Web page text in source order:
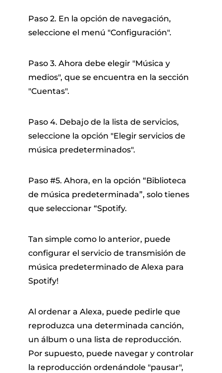
Paso 2. En la opción de navegación,
seleccione el menú "Configuración".
Paso 3. Ahora debe elegir "Música y
medios", que se encuentra en la sección
"Cuentas".
Paso 4. Debajo de la lista de servicios,
seleccione la opción "Elegir servicios de
música predeterminados".
Paso #5. Ahora, en la opción “Biblioteca
de música predeterminada”, solo tienes
que seleccionar “Spotify.
Tan simple como lo anterior, puede
configurar el servicio de transmisión de
música predeterminado de Alexa para
Spotify!
Al ordenar a Alexa, puede pedirle que
reproduzca una determinada canción,
un álbum o una lista de reproducción.
Por supuesto, puede navegar y controlar
la reproducción ordenándole "pausar",